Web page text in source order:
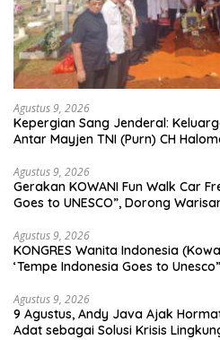
Agustus 9, 2026
Kepergian Sang Jenderal:
Antar Mayjen TNI (Purn) CH
Agustus 9, 2026
Gerakan KOWANI Fun Walk Car
Goes to UNESCO”, Dorong
Agustus 9, 2026
KONGRES Wanita Indonesia
‘Tempe Indonesia Goes to Unesco”
Agustus 9, 2026
9 Agustus, Andy Java Ajak
Adat sebagai Solusi Krisis